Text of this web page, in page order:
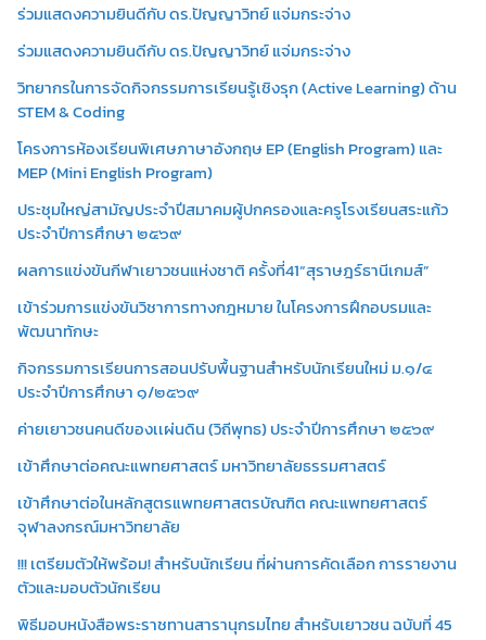
ร่วมแสดงความยินดีกับ ดร.ปัญญาวิทย์ แจ่มกระจ่าง
ร่วมแสดงความยินดีกับ ดร.ปัญญาวิทย์ แจ่มกระจ่าง
วิทยากรในการจัดกิจกรรมการเรียนรู้เชิงรุก (Active Learning) ด้าน
STEM & Coding
โครงการห้องเรียนพิเศษภาษาอังกฤษ EP (English Program) และ
MEP (Mini English Program)
ประชุมใหญ่สามัญประจำปีสมาคมผู้ปกครองและครูโรงเรียนสระแก้ว
ประจำปีการศึกษา ๒๕๖๙
ผลการแข่งขันกีฬาเยาวชนแห่งชาติ ครั้งที่41“สุราษฎร์ธานีเกมส์”
เข้าร่วมการแข่งขันวิชาการทางกฎหมาย ในโครงการฝึกอบรมและ
พัฒนาทักษะ
กิจกรรมการเรียนการสอนปรับพื้นฐานสำหรับนักเรียนใหม่ ม.๑/๔
ประจำปีการศึกษา ๑/๒๕๖๙
ค่ายเยาวชนคนดีของเเผ่นดิน (วิถีพุทธ) ประจำปีการศึกษา ๒๕๖๙
เข้าศึกษาต่อคณะแพทยศาสตร์ มหาวิทยาลัยธรรมศาสตร์
เข้าศึกษาต่อในหลักสูตรแพทยศาสตรบัณฑิต คณะแพทยศาสตร์
จุฬาลงกรณ์มหาวิทยาลัย
!!! เตรียมตัวให้พร้อม! สำหรับนักเรียน ที่ผ่านการคัดเลือก การรายงาน
ตัวและมอบตัวนักเรียน
พิธีมอบหนังสือพระราชทานสารานุกรมไทย สำหรับเยาวชน ฉบับที่ 45